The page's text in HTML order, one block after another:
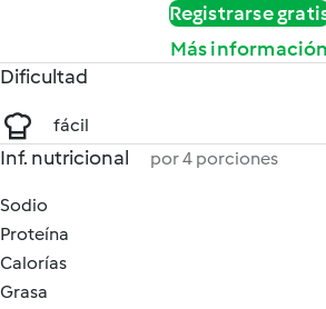
Registrarse
Más información
Dificultad
fácil
Inf. nutricional por 4 porciones
Sodio
Proteína
Calorías
Grasa